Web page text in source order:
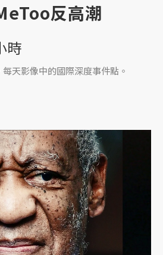
反高潮
時
天影像中的國際深度事件點。